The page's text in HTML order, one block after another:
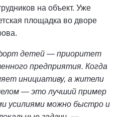
на объект. Уже
площадка во дворе
детей — приоритет
предприятия. Когда
инициативу, а жители
— это лучший пример
усилиями можно быстро и